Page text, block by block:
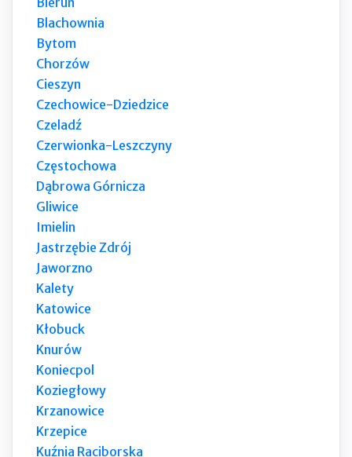
Blachownia
Bytom
Chorzów
Cieszyn
Czechowice-Dziedzice
Czeladź
Czerwionka-Leszczyny
Częstochowa
Dąbrowa Górnicza
Gliwice
Imielin
Jastrzębie Zdrój
Jaworzno
Kalety
Katowice
Kłobuck
Knurów
Koniecpol
Koziegłowy
Krzanowice
Krzepice
Kuźnia Raciborska